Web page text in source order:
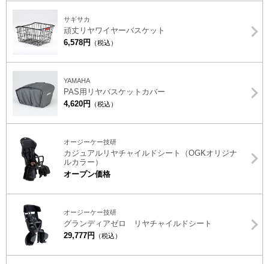
サギサカ
頑丈リヤワイヤーバスケット
6,578円
（税込）
YAMAHA
PAS用リヤバスケットカバー
4,620円
（税込）
オージーケー技研
カジュアルリヤチャイルドシート（OGKオリジナ
ルカラー）
オープン価格
オージーケー技研
グランディアゼロ リヤチャイルドシート
29,777円
（税込）